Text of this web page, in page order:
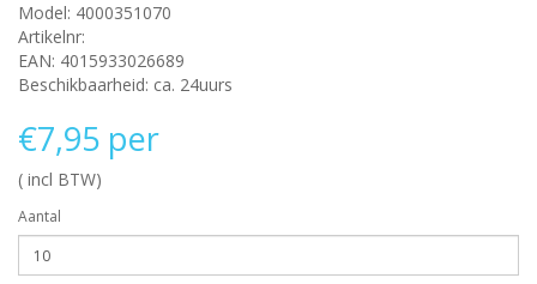
Model: 4000351070
Artikelnr:
EAN: 4015933026689
Beschikbaarheid: ca. 24uurs
€7,95 per
( incl BTW)
Aantal